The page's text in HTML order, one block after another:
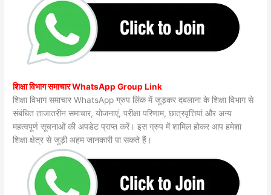
शिक्षा विभाग समाचार WhatsApp Group Link
शिक्षा विभाग समाचार WhatsApp ग्रुप लिंक में जुड़कर दबलाना के शिक्षा विभाग से
संबंधित ताजातरीन समाचार, योजनाएं, परीक्षा परिणाम, छात्रवृत्तियां और अन्य
महत्वपूर्ण सूचनाओं की अपडेट प्राप्त करें। इस ग्रुप में शामिल होकर आप हमेशा
शिक्षा क्षेत्र से जुड़ी अहम जानकारी पा सकते हैं।